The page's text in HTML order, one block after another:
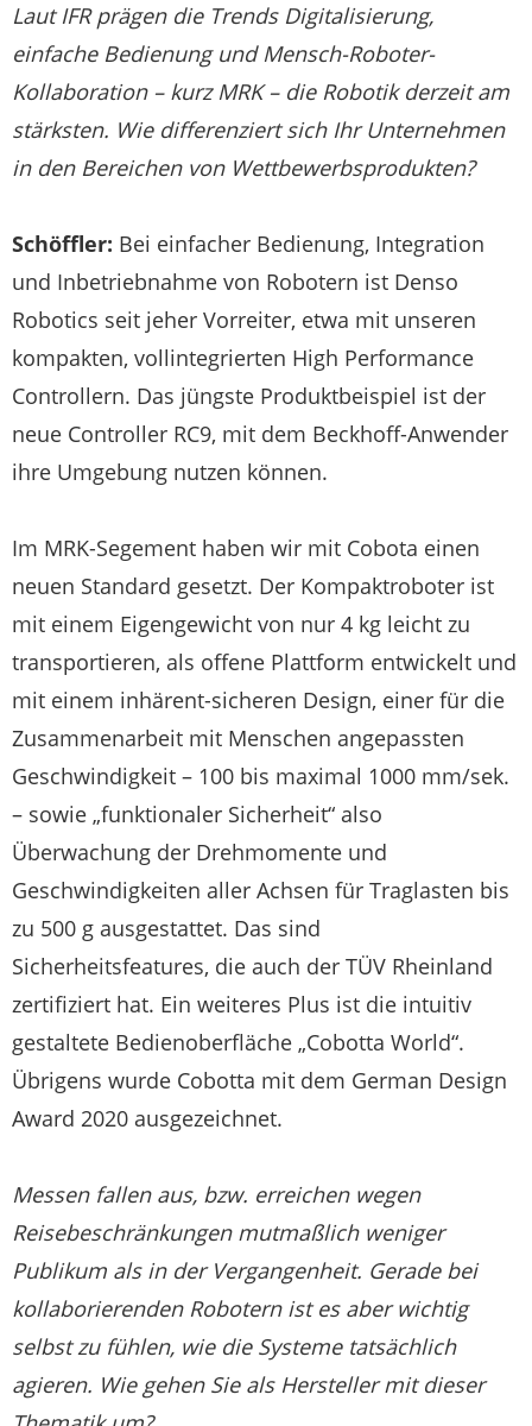
Laut IFR prägen die Trends Digitalisierung,
einfache Bedienung und Mensch-Roboter-
Kollaboration – kurz MRK – die Robotik derzeit am
stärksten. Wie differenziert sich Ihr Unternehmen
in den Bereichen von Wettbewerbsprodukten?
Schöffler: Bei einfacher Bedienung, Integration
und Inbetriebnahme von Robotern ist Denso
Robotics seit jeher Vorreiter, etwa mit unseren
kompakten, vollintegrierten High Performance
Controllern. Das jüngste Produktbeispiel ist der
neue Controller RC9, mit dem Beckhoff-Anwender
ihre Umgebung nutzen können.
Im MRK-Segement haben wir mit Cobota einen
neuen Standard gesetzt. Der Kompaktroboter ist
mit einem Eigengewicht von nur 4 kg leicht zu
transportieren, als offene Plattform entwickelt und
mit einem inhärent-sicheren Design, einer für die
Zusammenarbeit mit Menschen angepassten
Geschwindigkeit – 100 bis maximal 1000 mm/sek.
– sowie „funktionaler Sicherheit“ also
Überwachung der Drehmomente und
Geschwindigkeiten aller Achsen für Traglasten bis
zu 500 g ausgestattet. Das sind
Sicherheitsfeatures, die auch der TÜV Rheinland
zertifiziert hat. Ein weiteres Plus ist die intuitiv
gestaltete Bedienoberfläche „Cobotta World“.
Übrigens wurde Cobotta mit dem German Design
Award 2020 ausgezeichnet.
Messen fallen aus, bzw. erreichen wegen
Reisebeschränkungen mutmaßlich weniger
Publikum als in der Vergangenheit. Gerade bei
kollaborierenden Robotern ist es aber wichtig
selbst zu fühlen, wie die Systeme tatsächlich
agieren. Wie gehen Sie als Hersteller mit dieser